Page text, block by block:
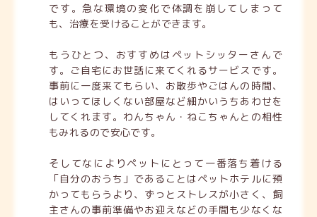
です。急な環境の変化で体調を崩してしまって
も、治療を受けることができます。
もうひとつ、おすすめはペットシッターさんで
す。ご自宅にお世話に来てくれるサービスです。
事前に一度来てもらい、お散歩やごはんの時間、
はいってほしくない部屋など細かいうちあわせを
してくれます。わんちゃん・ねこちゃんとの相性
もみれるので安心です。
そしてなによりペットにとって一番落ち着ける
「自分のおうち」であることはペットホテルに預
かってもらうより、ずっとストレスが小さく、飼
主さんの事前準備やお迎えなどの手間も少なくな